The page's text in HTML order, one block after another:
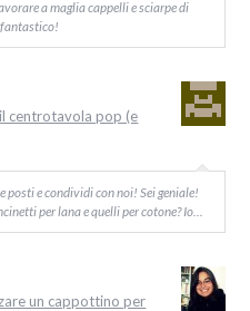
a maglia cappelli e sciarpe di
fantastico!
centrotavola pop (e
posti e condividi con noi! Sei geniale!
per lana e quelli per cotone? Io…
un cappottino per